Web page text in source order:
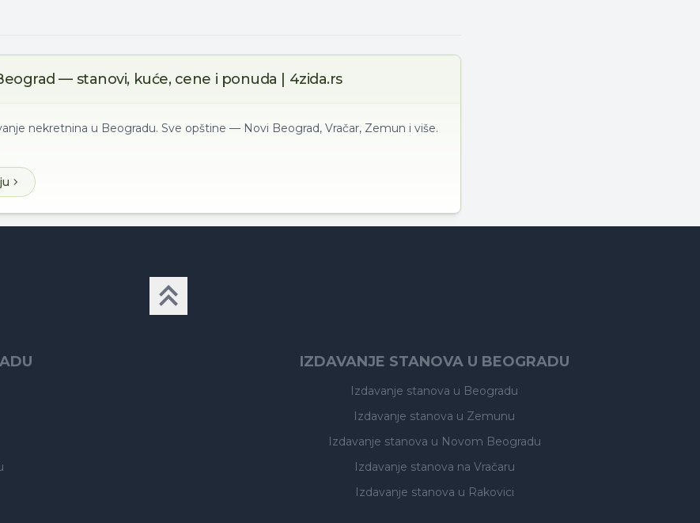
— stanovi, kuće, cene i ponuda | 4zida.rs
nekretnina u Beogradu. Sve opštine — Novi Beograd, Vračar, Zemun i više.
IZDAVANJE STANOVA U BEOGRADU
Izdavanje stanova u Beogradu
Izdavanje stanova u Zemunu
Izdavanje stanova u Novom Beogradu
Izdavanje stanova na Vračaru
Izdavanje stanova u Rakovici